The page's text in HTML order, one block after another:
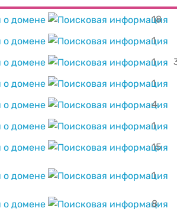
18
1
1
1
4
1
15
1
8